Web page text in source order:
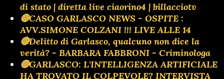
di stato | diretta live ciaorino4 | billacciotv
🔴CASO GARLASCO NEWS - OSPITE :
AVV.SIMONE COLZANI !!! LIVE ALLE 14
🔴Delitto di Garlasco, qualcuno non dice la
verità? - BARBARA FABBRONI - Criminologa
🔴GARLASCO: L'INTELLIGENZA ARTIFICIALE
HA TROVATO IL COLPEVOLE? INTERVISTA